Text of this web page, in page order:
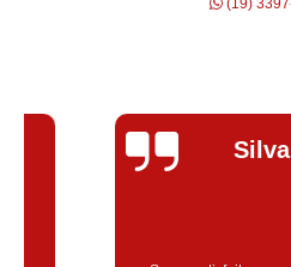
(19)
Silvana